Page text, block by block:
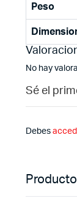
Peso
No hay
Sé el
Debes